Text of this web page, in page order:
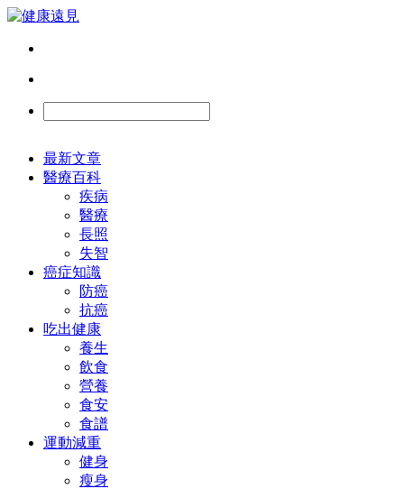
最新文章
醫療百科
疾病
醫療
長照
失智
癌症知識
防癌
抗癌
吃出健康
養生
飲食
營養
食安
食譜
運動減重
健身
瘦身